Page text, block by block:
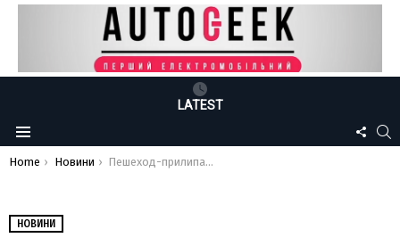
LATEST
Menu
US
You are here:
Home Новини Пешеход-прилипала: Google представил новую систему безопасности
НОВИНИ